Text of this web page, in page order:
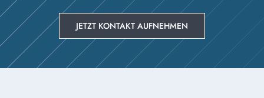
JETZT KONTAKT AUFNEHMEN